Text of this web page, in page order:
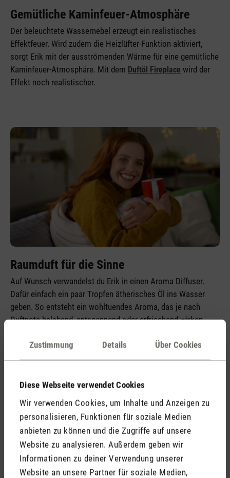
Zustimmung Details Über Cookies
Diese Webseite verwendet Cookies
Wir verwenden Cookies, um Inhalte und Anzeigen zu
personalisieren, Funktionen für soziale Medien
anbieten zu können und die Zugriffe auf unsere
Website zu analysieren. Außerdem geben wir
Informationen zu deiner Verwendung unserer
Website an unsere Partner für soziale Medien,
Gemütliche Kaminfeuer-Atmosphäre
Der beleuchtete Wassernebel erzeugt ein realistisches
Effektfeuer. Wird zudem die Heizlüfter-Funktion aktiviert,
sorgt Erik mit der ausströmenden Wärme für eine gemütliche
Kaminfeuer-Atmosphäre. Mit dem Duftöl Fireplace wird der
Effekt noch realistischer.
Raumduft für die Sinne
Auf Wunsch verwandelst du Erik in einen Aroma Diffuser.
Dafür einfach ein paar Tropfen ätherisches Öl ins Wasser
geben. So entsteht ein wohltuendes Aroma, das je nach
Duftnote belebend, entspannend oder erfrischend wirken